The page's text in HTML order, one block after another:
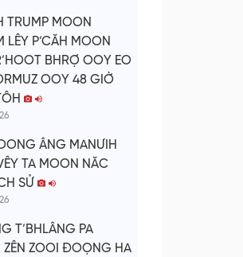
TRUMP MOON
LÊY P’CĂH MOON
BHRỢ OOY EO
OOY 48 GIỜ
ÂNG MANƯIH
TA MOON NĂC
SỬ
T’BHLÂNG PA
ZÊN ZOOI ĐOỌNG HA